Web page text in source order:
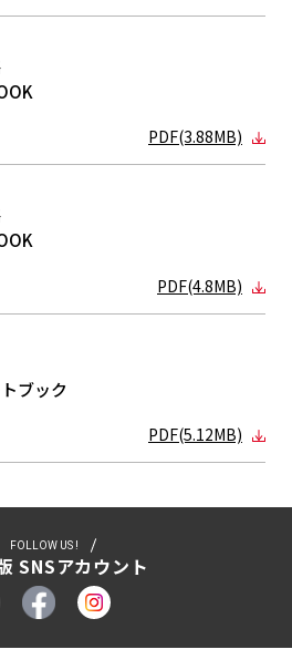
PDF(3.88MB)
PDF(4.8MB)
ブック
PDF(5.12MB)
FOLLOW US !
SNSアカウント